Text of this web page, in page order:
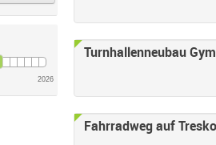
2026
Turnhallenneubau
Fahrradweg auf